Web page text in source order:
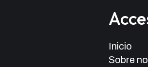
Inicio
Sobre